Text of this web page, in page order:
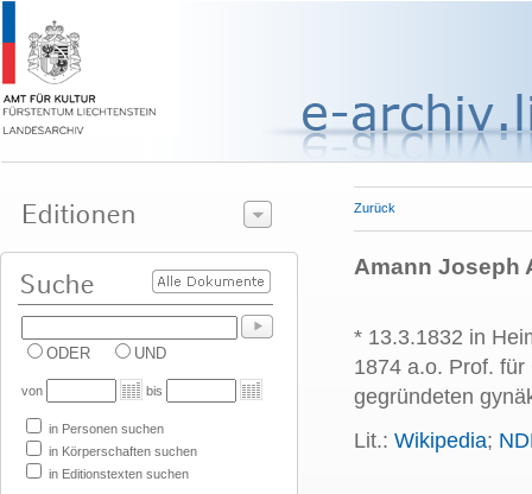
ODER UND
von bis
in Personen suchen
in Körperschaften suchen
in Editionstexten suchen
Zurück
Amann Joseph
* 13.3.1832 in
1874 a.o. Prof.
gegründeten
Lit.: Wikipedia;